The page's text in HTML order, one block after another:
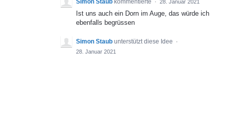
Simon Staub kommentierte · 28. Januar 2021
Ist uns auch ein Dorn im Auge, das würde ich
ebenfalls begrüssen
Simon Staub unterstützt diese Idee ·
28. Januar 2021